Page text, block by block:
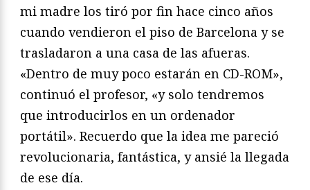
mi madre los tiró por fin hace cinco años
cuando vendieron el piso de Barcelona y se
trasladaron a una casa de las afueras.
«Dentro de muy poco estarán en CD-ROM»,
continuó el profesor, «y solo tendremos
que introducirlos en un ordenador
portátil». Recuerdo que la idea me pareció
revolucionaria, fantástica, y ansié la llegada
de ese día.